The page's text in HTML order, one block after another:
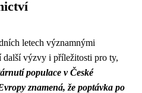
letech významnými
další výzvy i příležitosti pro ty,
populace v České
znamená, že poptávka po